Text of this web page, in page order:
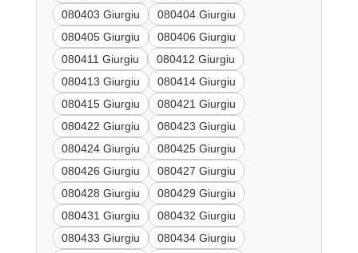
080403 Giurgiu
080404 Giurgiu
080405 Giurgiu
080406 Giurgiu
080411 Giurgiu
080412 Giurgiu
080413 Giurgiu
080414 Giurgiu
080415 Giurgiu
080421 Giurgiu
080422 Giurgiu
080423 Giurgiu
080424 Giurgiu
080425 Giurgiu
080426 Giurgiu
080427 Giurgiu
080428 Giurgiu
080429 Giurgiu
080431 Giurgiu
080432 Giurgiu
080433 Giurgiu
080434 Giurgiu